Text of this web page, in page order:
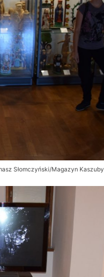
Słomczyński/Magazyn Kaszuby